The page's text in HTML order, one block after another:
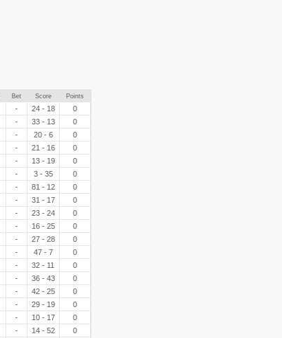
Bet Score Points
- 24 - 18
0
- 33 - 13
0
- 20 - 6
0
- 21 - 16
0
- 13 - 19
0
- 3 - 35
0
- 81 - 12
0
- 31 - 17
0
- 23 - 24
0
- 16 - 25
0
- 27 - 28
0
- 47 - 7
0
- 32 - 11
0
- 36 - 43
0
- 42 - 25
0
- 29 - 19
0
- 10 - 17
0
- 14 - 52
0